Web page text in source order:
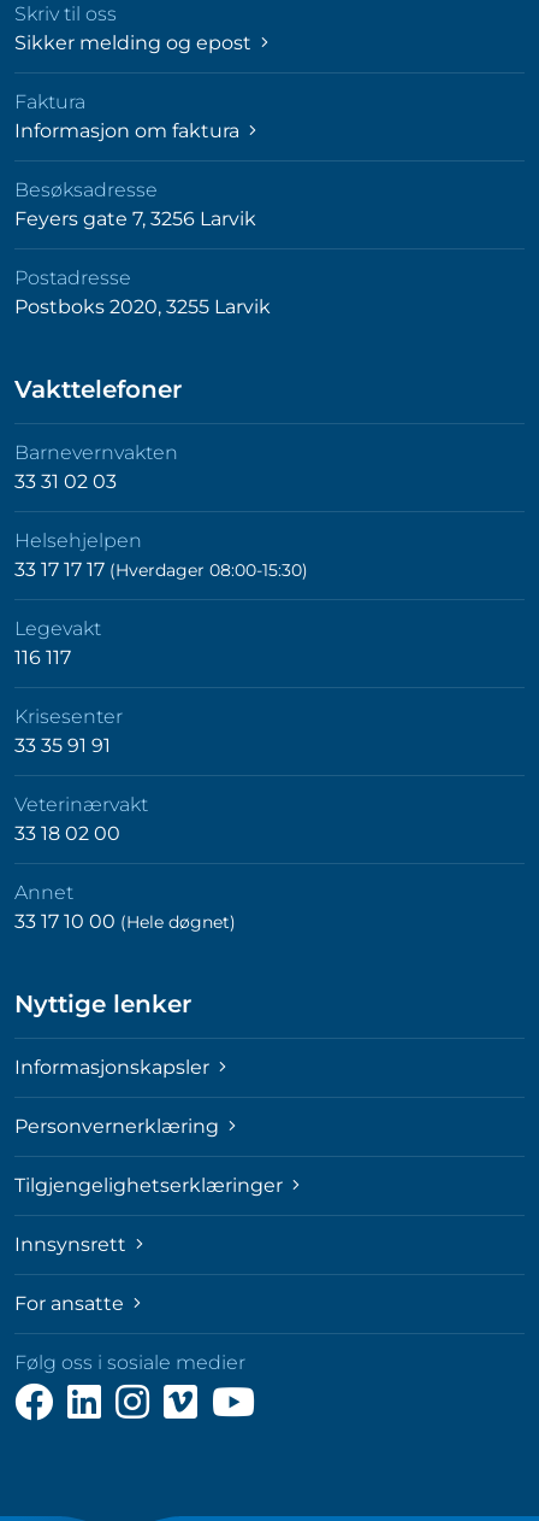
Skriv til oss
Sikker melding og epost
Faktura
Informasjon om faktura
Besøksadresse
Feyers gate 7, 3256 Larvik
Postadresse
Postboks 2020, 3255 Larvik
Vakttelefoner
Barnevernvakten
33 31 02 03
Helsehjelpen
33 17 17 17 (Hverdager 08:00-15:30)
Legevakt
116 117
Krisesenter
33 35 91 91
Veterinærvakt
33 18 02 00
Annet
33 17 10 00 (Hele døgnet)
Nyttige lenker
Informasjonskapsler
Personvernerklæring
Tilgjengelighetserklæringer
Innsynsrett
For ansatte
Følg oss i sosiale medier
Følg
oss
Følg
oss
Følg
oss
Følg
oss
Følg
oss